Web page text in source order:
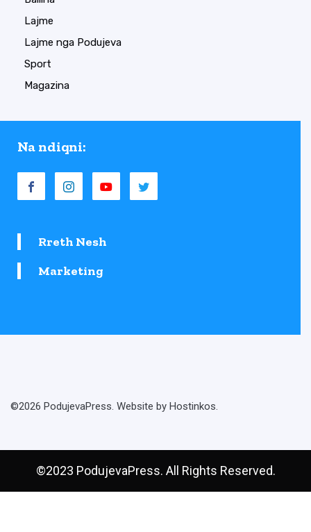
Lajme
Lajme nga Podujeva
Sport
Magazina
Na ndiqni:
Rreth Nesh
Marketing
©2026 PodujevaPress. Website by Hostinkos.
©2023 PodujevaPress. All Rights Reserved.